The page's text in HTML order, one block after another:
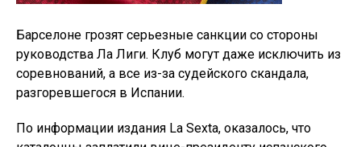
Барселоне грозят серьезные санкции со стороны
руководства Ла Лиги. Клуб могут даже исключить из
соревнований, а все из-за судейского скандала,
разгоревшегося в Испании.
По информации издания La Sexta, оказалось, что